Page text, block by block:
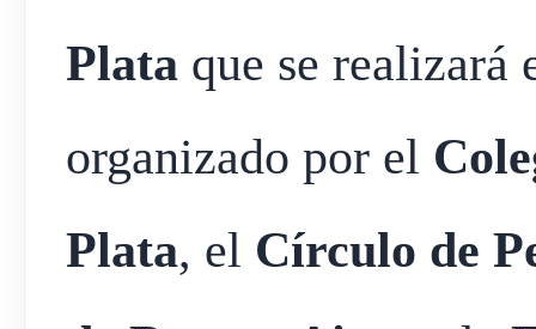
Plata que se realizará
organizado por el
Plata, el Círculo de